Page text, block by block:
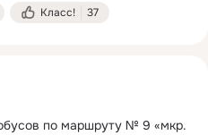
Класс! 37
по маршруту № 9 «мкр.